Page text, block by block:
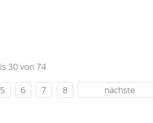
30 von 74
5 6 7 8 nächste